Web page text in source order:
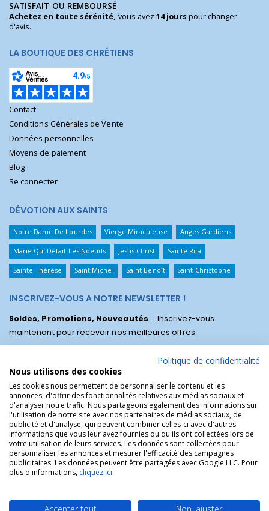
SATISFAIT OU REMBOURSÉ
Achetez en toute sérénité, vous avez14 jours pour changer
d'avis.
LA BOUTIQUE DES CHRÉTIENS
Contact
Conditions Générales de Vente
Données personnelles
Moyens de paiement
Blog
Se connecter
DÉVOTION AUX SAINTS
Notre Dame De Lourdes Vierge Miraculeuse Anges Gardiens
Marie Qui Défait Les Noeuds Jésus Christ Sainte Rita
Sainte Thérèse Saint Michel Saint Benoît Saint Christophe
INSCRIVEZ-VOUS A NOTRE NEWSLETTER !
Soldes, Promotions, Nouveautés ... Inscrivez-vous
maintenant pour recevoir nos meilleures offres.
La Boutique des Chrétiens © | La boutique religieuse chrétienne de
référence !.
Politique de confidentialité
Nous utilisons des cookies
Les cookies nous permettent de personnaliser le contenu et les
annonces, d'offrir des fonctionnalités relatives aux médias sociaux et
d'analyser notre trafic. Nous partageons également des informations sur
l'utilisation de notre site avec nos partenaires de médias sociaux, de
publicité et d'analyse, qui peuvent combiner celles-ci avec d'autres
informations que vous leur avez fournies ou qu'ils ont collectées lors de
votre utilisation de leurs services. Les données sont collectées pour
personnaliser les annonces et mesurer l'efficacité des campagnes
publicitaires. Les données peuvent être partagées avec Google LLC. Pour
plus d'informations, cliquez ici.